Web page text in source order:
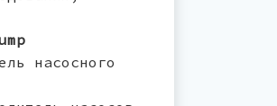
насосного